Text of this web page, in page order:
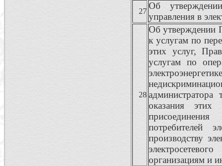
27
Об утверждении
управления в
28
Об утверждении
к услугам по
этих услуг,
услугам по
оказания этих
потребителей
производству
организациям и